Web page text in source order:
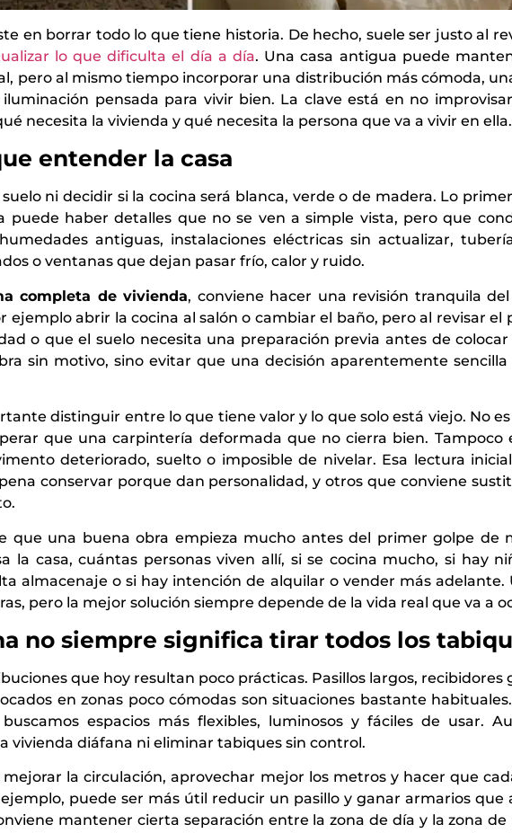
en borrar todo lo que tiene historia. De hecho, suele ser justo al
lo que dificulta el día a día. Una casa antigua puede
pero al mismo tiempo incorporar una distribución más cómoda,
pensada para vivir bien. La clave está en no
necesita la vivienda y qué necesita la persona que va a vivir en ella.
entender la casa
ni decidir si la cocina será blanca, verde o de madera. Lo
puede haber detalles que no se ven a simple vista, pero que
antiguas, instalaciones eléctricas sin actualizar,
o ventanas que dejan pasar frío, calor y ruido.
completa de vivienda, conviene hacer una revisión tranquila
ejemplo abrir la cocina al salón o cambiar el baño, pero al revisar el
o que el suelo necesita una preparación previa antes de
sin motivo, sino evitar que una decisión aparentemente
distinguir entre lo que tiene valor y lo que solo está viejo. No
que una carpintería deformada que no cierra bien. Tampoco
deteriorado, suelto o imposible de nivelar. Esa lectura
conservar porque dan personalidad, y otros que conviene
que una buena obra empieza mucho antes del primer golpe de
la casa, cuántas personas viven allí, si se cocina mucho, si hay
almacenaje o si hay intención de alquilar o vender más
pero la mejor solución siempre depende de la vida real que va a
no siempre significa tirar todos los
que hoy resultan poco prácticas. Pasillos largos, recibidores
en zonas poco cómodas son situaciones bastante
espacios más flexibles, luminosos y fáciles de usar.
vivienda diáfana ni eliminar tabiques sin control.
mejorar la circulación, aprovechar mejor los metros y hacer que
puede ser más útil reducir un pasillo y ganar armarios que
mantener cierta separación entre la zona de día y la zona